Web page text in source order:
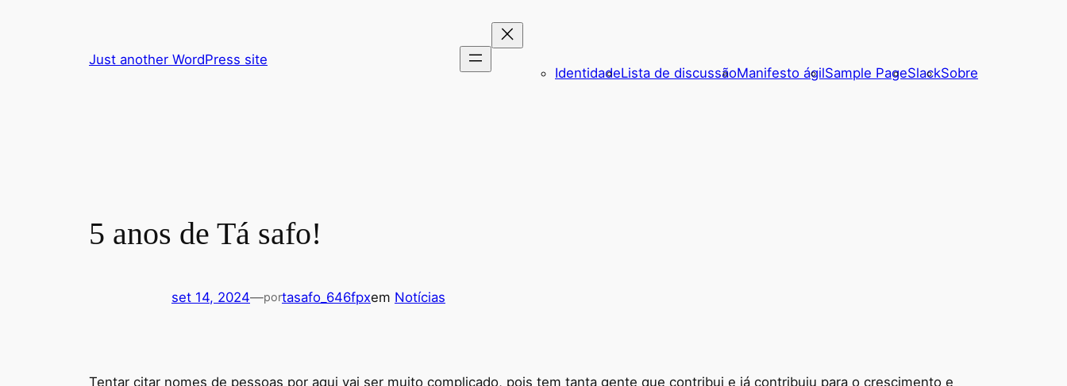
Just another WordPress site
IdentidadeLista de discussãoManifesto ágilSample PageSlackSobre
5 anos de Tá safo!
set 14, 2024—portasafo_646fpxem Notícias
Tentar citar nomes de pessoas por aqui vai ser muito complicado, pois tem tanta gente que contribui e já contribuiu para o crescimento e